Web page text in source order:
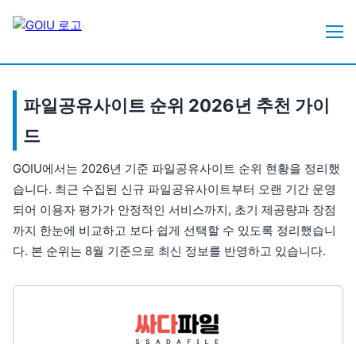
파일공유사이트 순위 2026년 추천 가이
드
GOIU에서는 2026년 기준 파일공유사이트 순위 현황을 정리했
습니다. 최근 수집된 신규 파일공유사이트부터 오랜 기간 운영
되어 이용자 평가가 안정적인 서비스까지, 초기 제공량과 장점
까지 한눈에 비교하고 보다 쉽게 선택할 수 있도록 정리했습니
다. 본 순위는 8월 기준으로 최신 정보를 반영하고 있습니다.